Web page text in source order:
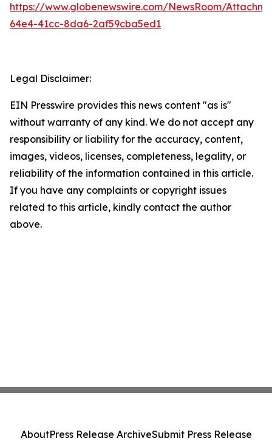
https://www.globenewswire.com/NewsRoom/
64e4-41cc-8da6-2af59cba5ed1
Legal Disclaimer:
EIN Presswire provides this news content "as is"
without warranty of any kind. We do not accept any
responsibility or liability for the accuracy, content,
images, videos, licenses, completeness, legality, or
reliability of the information contained in this article.
If you have any complaints or copyright issues
related to this article, kindly contact the author
above.
AboutPress Release ArchiveSubmit Press Release